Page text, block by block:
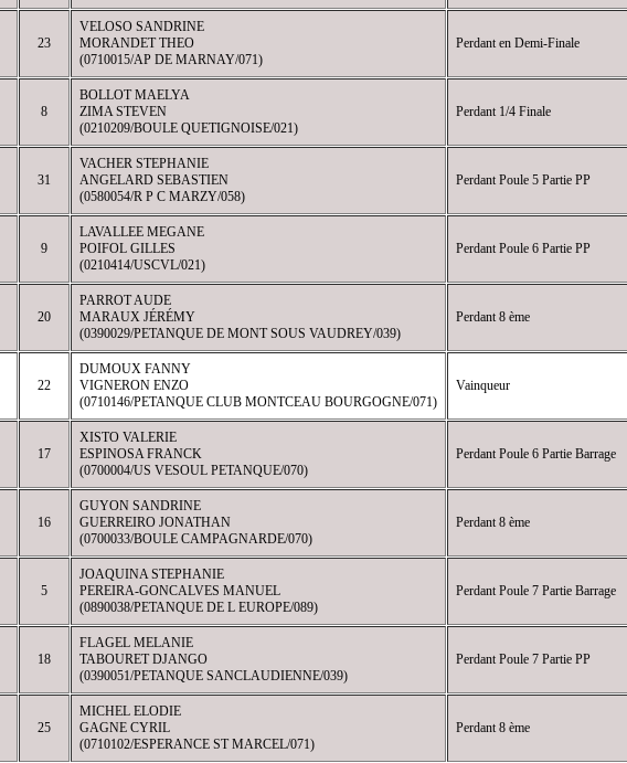
23
VELOSO SANDRINE
MORANDET THEO
(0710015/AP DE MARNAY/071)
Perdant en Demi-Finale
8
BOLLOT MAELYA
ZIMA STEVEN
(0210209/BOULE QUETIGNOISE/021)
Perdant 1/4 Finale
31
VACHER STEPHANIE
ANGELARD SEBASTIEN
(0580054/R P C MARZY/058)
Perdant Poule 5 Partie PP
9
LAVALLEE MEGANE
POIFOL GILLES
(0210414/USCVL/021)
Perdant Poule 6 Partie PP
20
PARROT AUDE
MARAUX JÉRÉMY
(0390029/PETANQUE DE MONT SOUS VAUDREY/039)
Perdant 8 ème
22
DUMOUX FANNY
VIGNERON ENZO
(0710146/PETANQUE CLUB MONTCEAU BOURGOGNE/071)
Vainqueur
17
XISTO VALERIE
ESPINOSA FRANCK
(0700004/US VESOUL PETANQUE/070)
Perdant Poule 6 Partie Barrage
16
GUYON SANDRINE
GUERREIRO JONATHAN
(0700033/BOULE CAMPAGNARDE/070)
Perdant 8 ème
5
JOAQUINA STEPHANIE
PEREIRA-GONCALVES MANUEL
(0890038/PETANQUE DE L EUROPE/089)
Perdant Poule 7 Partie Barrage
18
FLAGEL MELANIE
TABOURET DJANGO
(0390051/PETANQUE SANCLAUDIENNE/039)
Perdant Poule 7 Partie PP
25
MICHEL ELODIE
GAGNE CYRIL
(0710102/ESPERANCE ST MARCEL/071)
Perdant 8 ème